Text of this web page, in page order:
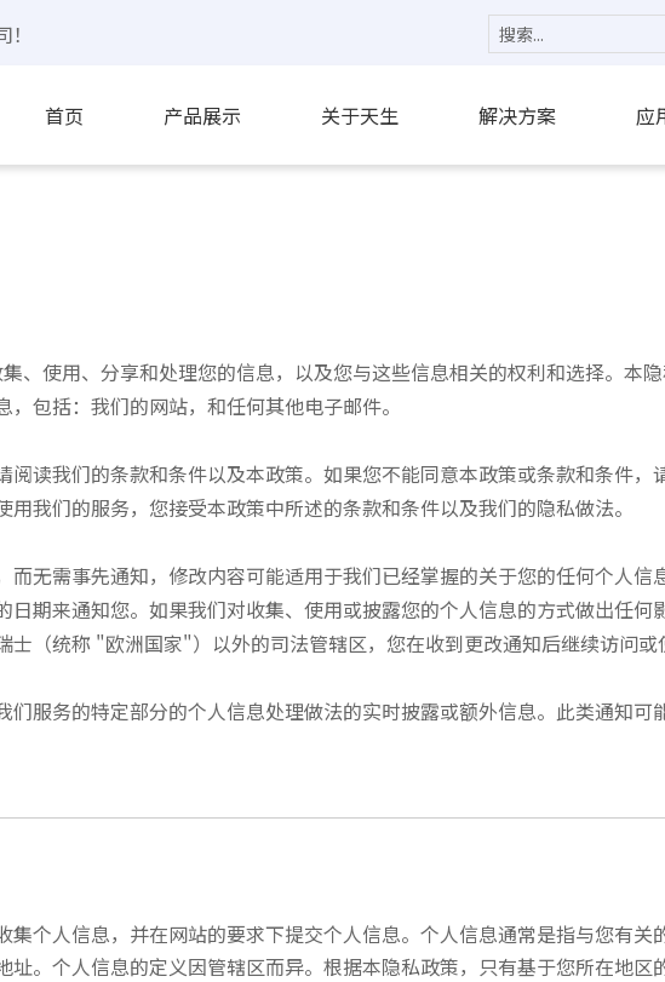
首页 产品展示 关于天生 解决方案 应
、使用、分享和处理您的信息，以及您与这些信息相关的权利和选择。本
包括：我们的网站，和任何其他电子邮件。
阅读我们的条款和条件以及本政策。如果您不能同意本政策或条款和条件
我们的服务，您接受本政策中所述的条款和条件以及我们的隐私做法。
而无需事先通知，修改内容可能适用于我们已经掌握的关于您的任何个人
日期来通知您。如果我们对收集、使用或披露您的个人信息的方式做出任何
（统称 "欧洲国家"）以外的司法管辖区，您在收到更改通知后继续访问或
们服务的特定部分的个人信息处理做法的实时披露或额外信息。此类通知
集个人信息，并在网站的要求下提交个人信息。个人信息通常是指与您有
址。个人信息的定义因管辖区而异。根据本隐私政策，只有基于您所在地